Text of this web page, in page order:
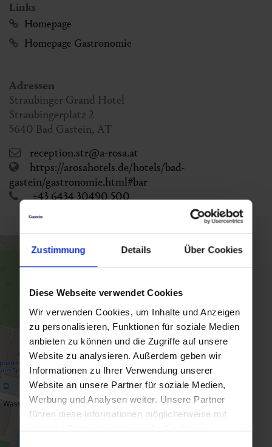
Zustimmung Details Über Cookies
Diese Webseite verwendet Cookies
Wir verwenden Cookies, um Inhalte und Anzeigen
zu personalisieren, Funktionen für soziale Medien
anbieten zu können und die Zugriffe auf unsere
Website zu analysieren. Außerdem geben wir
Informationen zu Ihrer Verwendung unserer
Website an unsere Partner für soziale Medien,
Werbung und Analysen weiter. Unsere Partner
führen diese Informationen möglicherweise mit
weiteren Daten zusammen, die Sie ihnen
Links
Homepage
Homepage Gastronomie
Adressen
Straubinger Grand Hotel
Straubingerplatz 2
5640 Bad Gastein, AT
reception.str@a-rosa.at
https://arosahotels.de/hotels/bad-
gastein/gastronomie.html#bar
+43 6434 30490 500